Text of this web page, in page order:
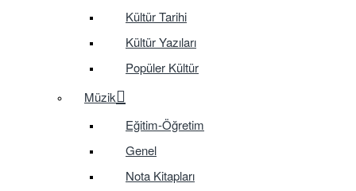
Kültür Tarihi
Kültür Yazıları
Popüler Kültür
Müzik
Eğitim-Öğretim
Genel
Nota Kitapları